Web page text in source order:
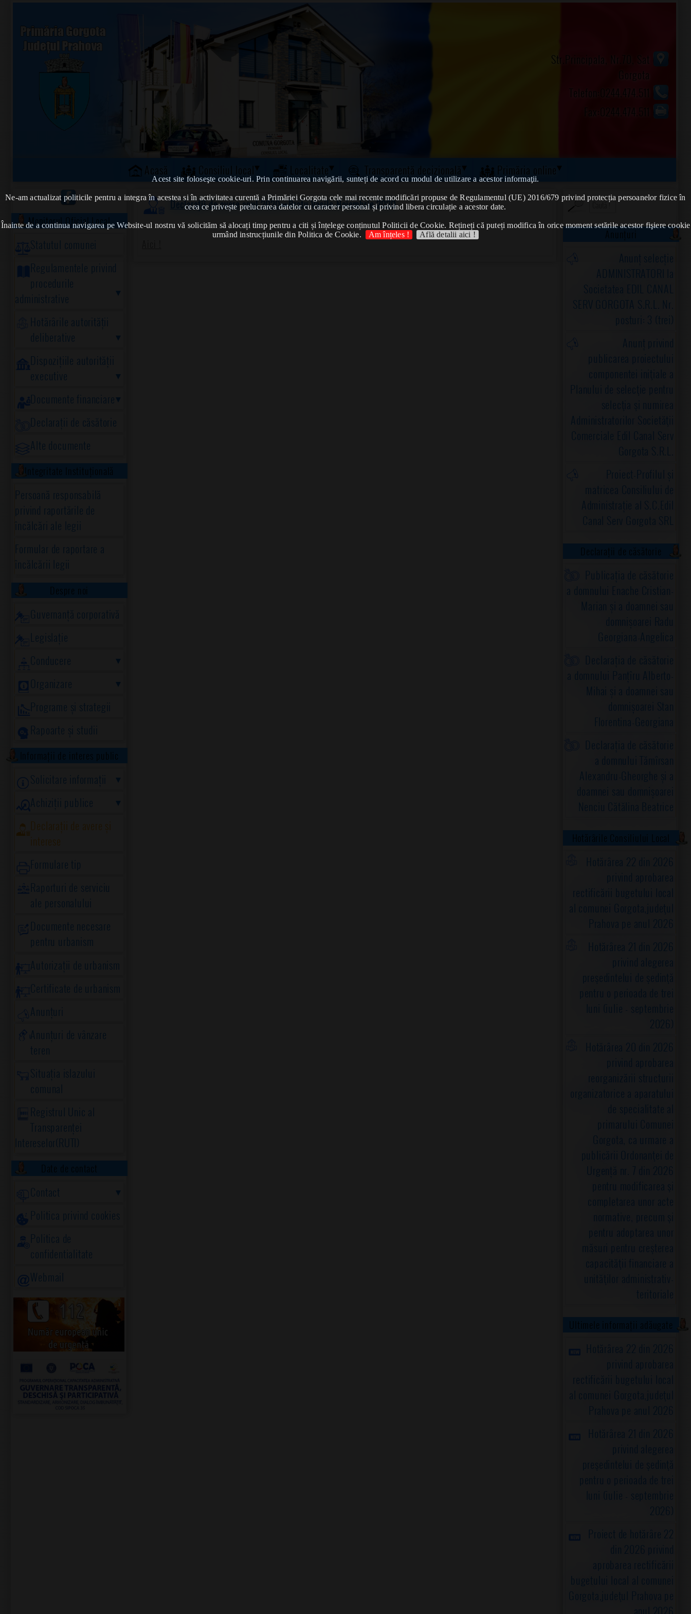
Acest site foloseşte cookie-uri. Prin continuarea navigării, sunteți de acord cu modul de utilizare a acestor informaţii.
Ne-am actualizat politicile pentru a integra în acestea si în activitatea curentă a Primăriei Gorgota cele mai recente modificări propuse de Regulamentul (UE) 2016/679 privind protecția persoanelor fizice în
ceea ce privește prelucrarea datelor cu caracter personal și privind libera circulație a acestor date.
Înainte de a continua navigarea pe Website-ul nostru vă solicităm să alocați timp pentru a citi și înțelege conținutul Politicii de Cookie. Rețineți că puteți modifica în orice moment setările acestor fişiere cookie
urmând instrucțiunile din Politica de Cookie.
Am înțeles ! Află detalii aici !
Acasă Consiliul local Localitate Transparență decizională Primăria online
Str.Principala, Nr.70, Sat
Gorgota
Telefon:0244.474.511
Monitorul Oficial Local
Statutul comunei
Regulamentele privind
procedurile
administrative
Hotărârile autorității
deliberative
Dispozițiile autorității
executive
Documente financiare
Declarații de căsătorie
Alte documente
Integritate Instituțională
Persoană responsabilă
privind raportările de
încălcări ale legii
Formular de raportare a
încălcării legii
Despre noi
Guvernanță corporativă
Legislație
Conducere
Organizare
Programe și strategii
Rapoarte și studii
Informații de interes public
Solicitare informații
Achiziții publice
Declarații de avere și
interese
Formulare tip
Raporturi de serviciu
ale personalului
Documente necesare
pentru urbanism
Autorizații de urbanism
Certificate de urbanism
Anunțuri
Anunțuri de vânzare
teren
Situația islazului
comunal
Registrul Unic al
Transparenței
Intereselor(RUTI)
Date de contact
Contact
Politica privind cookies
Politica de
confidentialitate
Webmail
Declarații de avere anul 2020➠Bratu Vasile-Noiembrie 2020
Anunțuri
Anunț selecție
ADMINISTRATORI la
Societatea EDIL CANAL
SERV GORGOTA S.R.L. Nr.
posturi: 3 (trei)
Anunț privind
publicarea proiectului
componentei iniţiale a
Planului de selecţie pentru
selecţia şi numirea
Administratorilor Societăţii
Comerciale Edil Canal Serv
Gorgota S.R.L.
Proiect-Profilul și
matricea Consiliului de
Administrație al S.C.Edil
Canal Serv Gorgota SRL
Declarații de căsătorie
Publicația de căsătorie
a domnului Enache Cristian-
Marian și a doamnei sau
domnișoarei Radu
Georgiana-Angelica
Declarația de căsătorie
a domnului Panțîru Alberto-
Mihai și a doamnei sau
domnișoarei Stan
Florentina-Georgiana
Declarația de căsătorie
a domnului Tămîrsan
Alexandru-Gheorghe și a
doamnei sau domnișoarei
Nenciu Cătălina Beatrice
Hotărârile Consiliului Local
Hotărârea 22 din 2026
privind aprobarea
rectificării bugetului local
al comunei Gorgota,judeţul
Prahova pe anul 2026
Hotărârea 21 din 2026
privind alegerea
preşedintelui de şedinţă
pentru o perioada de trei
luni (iulie - septembrie
2026)
Hotărârea 20 din 2026
privind aprobarea
reorganizării structurii
organizatorice a aparatului
de specialitate al
primarului Comunei
Gorgota, ca urmare a
publicării Ordonanţei de
Urgență nr. 7 din 2026
pentru modificarea şi
completarea unor acte
normative, precum şi
pentru adoptarea unor
măsuri pentru creşterea
capacităţii financiare a
unităţilor administrativ-
teritoriale
Ultimele informații adăugate
Hotărârea 22 din 2026
privind aprobarea
rectificării bugetului local
al comunei Gorgota,judeţul
Prahova pe anul 2026
Hotărârea 21 din 2026
privind alegerea
preşedintelui de şedinţă
pentru o perioada de trei
luni (iulie - septembrie
2026)
Proiect de hotărâre 22
din 2026 privind
aprobarea rectificării
bugetului local al comunei
Gorgota,judeţul Prahova pe
anul 2026